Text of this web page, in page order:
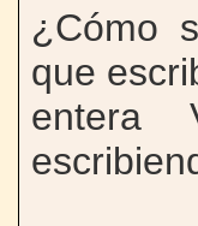
¿Cómo
que
entera